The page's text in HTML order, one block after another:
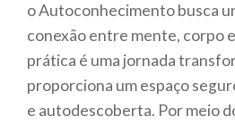
o Autoconhecimento busca
conexão entre mente, corpo
prática é uma jornada
proporciona um espaço
e autodescoberta. Por meio